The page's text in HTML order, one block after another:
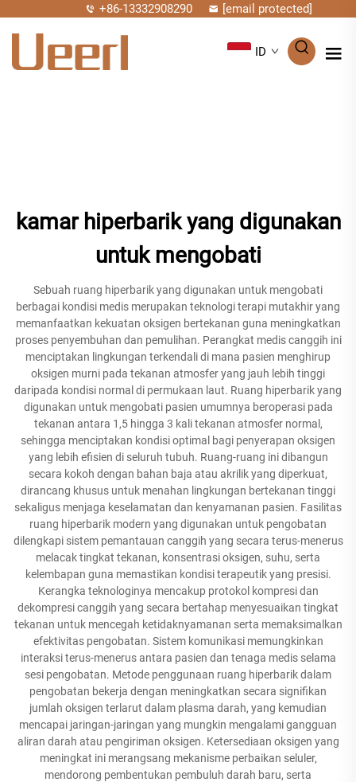
+86-13332908290 [email protected]
ID
kamar hiperbarik yang digunakan
untuk mengobati
Sebuah ruang hiperbarik yang digunakan untuk mengobati
berbagai kondisi medis merupakan teknologi terapi mutakhir yang
memanfaatkan kekuatan oksigen bertekanan guna meningkatkan
proses penyembuhan dan pemulihan. Perangkat medis canggih ini
menciptakan lingkungan terkendali di mana pasien menghirup
oksigen murni pada tekanan atmosfer yang jauh lebih tinggi
daripada kondisi normal di permukaan laut. Ruang hiperbarik yang
digunakan untuk mengobati pasien umumnya beroperasi pada
tekanan antara 1,5 hingga 3 kali tekanan atmosfer normal,
sehingga menciptakan kondisi optimal bagi penyerapan oksigen
yang lebih efisien di seluruh tubuh. Ruang-ruang ini dibangun
secara kokoh dengan bahan baja atau akrilik yang diperkuat,
dirancang khusus untuk menahan lingkungan bertekanan tinggi
sekaligus menjaga keselamatan dan kenyamanan pasien. Fasilitas
ruang hiperbarik modern yang digunakan untuk pengobatan
dilengkapi sistem pemantauan canggih yang secara terus-menerus
melacak tingkat tekanan, konsentrasi oksigen, suhu, serta
kelembapan guna memastikan kondisi terapeutik yang presisi.
Kerangka teknologinya mencakup protokol kompresi dan
dekompresi canggih yang secara bertahap menyesuaikan tingkat
tekanan untuk mencegah ketidaknyamanan serta memaksimalkan
efektivitas pengobatan. Sistem komunikasi memungkinkan
interaksi terus-menerus antara pasien dan tenaga medis selama
sesi pengobatan. Metode penggunaan ruang hiperbarik dalam
pengobatan bekerja dengan meningkatkan secara signifikan
jumlah oksigen terlarut dalam plasma darah, yang kemudian
mencapai jaringan-jaringan yang mungkin mengalami gangguan
aliran darah atau pengiriman oksigen. Ketersediaan oksigen yang
meningkat ini merangsang mekanisme perbaikan seluler,
mendorong pembentukan pembuluh darah baru, serta